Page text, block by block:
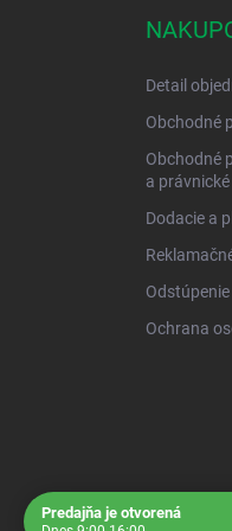
Detail
Obchodné
Obchodné
a
Dodacie a
Ochrana
Copyright 2026
Predajňa je otvorená